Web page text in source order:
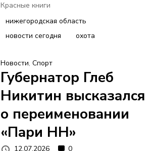
Красные книги
нижегородская область
новости сегодня
охота
Новости, Спорт
Губернатор Глеб
Никитин высказался
о переименовании
«Пари НН»
12.07.2026
0